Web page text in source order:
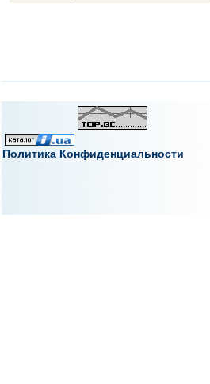
Политика Конфиденциальности